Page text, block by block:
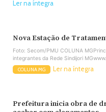
Ler na íntegra
Nova Estação de
Foto: Secom/PMU COLUNA
integrantes da Rede Sindijori
COLUNA MG Ler na íntegra
Prefeitura inicia obra de